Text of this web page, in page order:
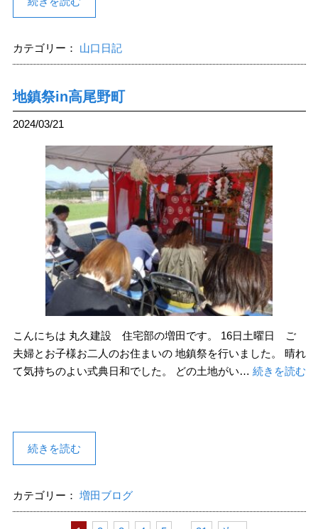
カテゴリー： 山口日記
地鎮祭in高尾野町
2024/03/21
こんにちは 丸久建設 住宅部の増田です。 16日土曜日 ご
夫婦とお子様お二人のお住まいの 地鎮祭を行いました。 晴れ
て気持ちのよい式典日和でした。 どの土地がい… 続きを読む
続きを読む
カテゴリー： 増田ブログ